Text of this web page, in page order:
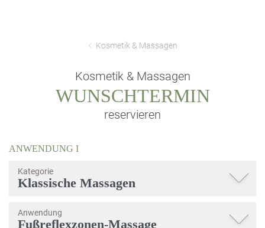
Kosmetik & Massagen
Kosmetik & Massagen
WUNSCHTERMIN
reservieren
ANWENDUNG I
Kategorie
Anwendung